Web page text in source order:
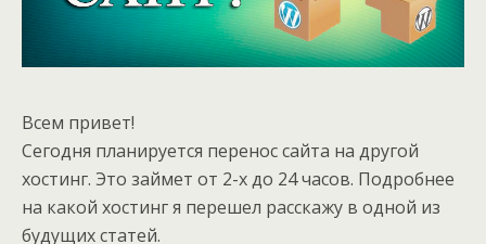
Всем привет!
Сегодня планируется перенос сайта на другой
хостинг. Это займет от 2-х до 24 часов. Подробнее
на какой хостинг я перешел расскажу в одной из
будущих статей.